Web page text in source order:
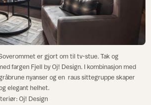
er gjort om til tv-stue. Tak og
fargen Fjell by Oj! Design. I kombinasjon med
nyanser og en raus sittegruppe skaper
og elegant helhet.
Oj! Design